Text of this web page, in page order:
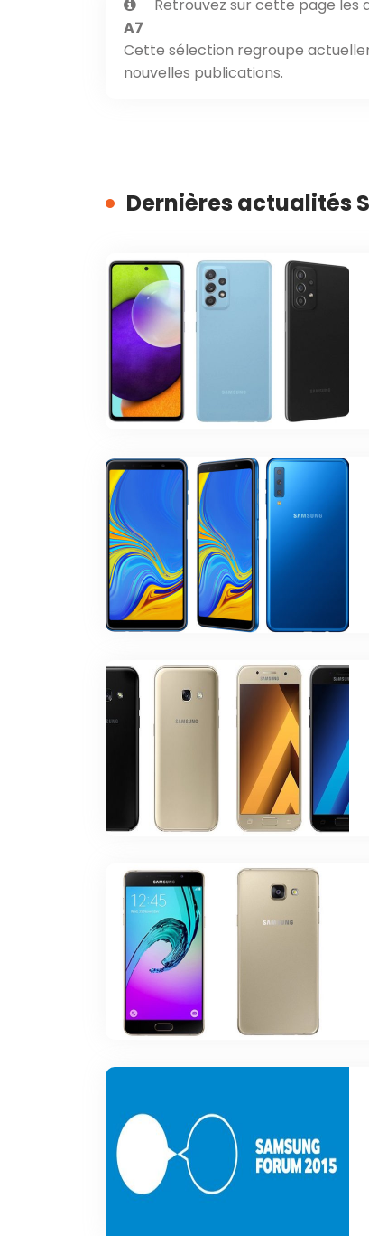
Retrouvez sur cette page les
A7
Cette sélection regroupe
nouvelles publications.
Dernières actualités